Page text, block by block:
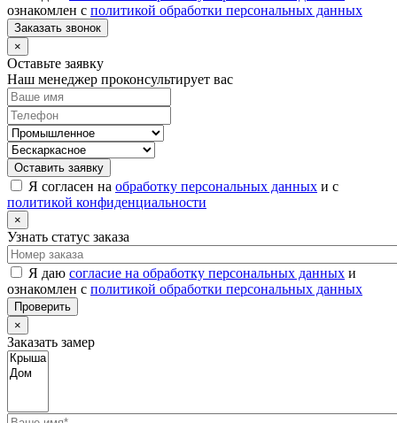
ознакомлен с политикой обработки персональных данных
Заказать звонок
×
Оставьте заявку
Наш менеджер проконсультирует вас
Оставить заявку
Я согласен на обработку персональных данных и с
политикой конфиденциальности
×
Узнать статус заказа
Я даю согласие на обработку персональных данных и
ознакомлен с политикой обработки персональных данных
Проверить
×
Заказать замер